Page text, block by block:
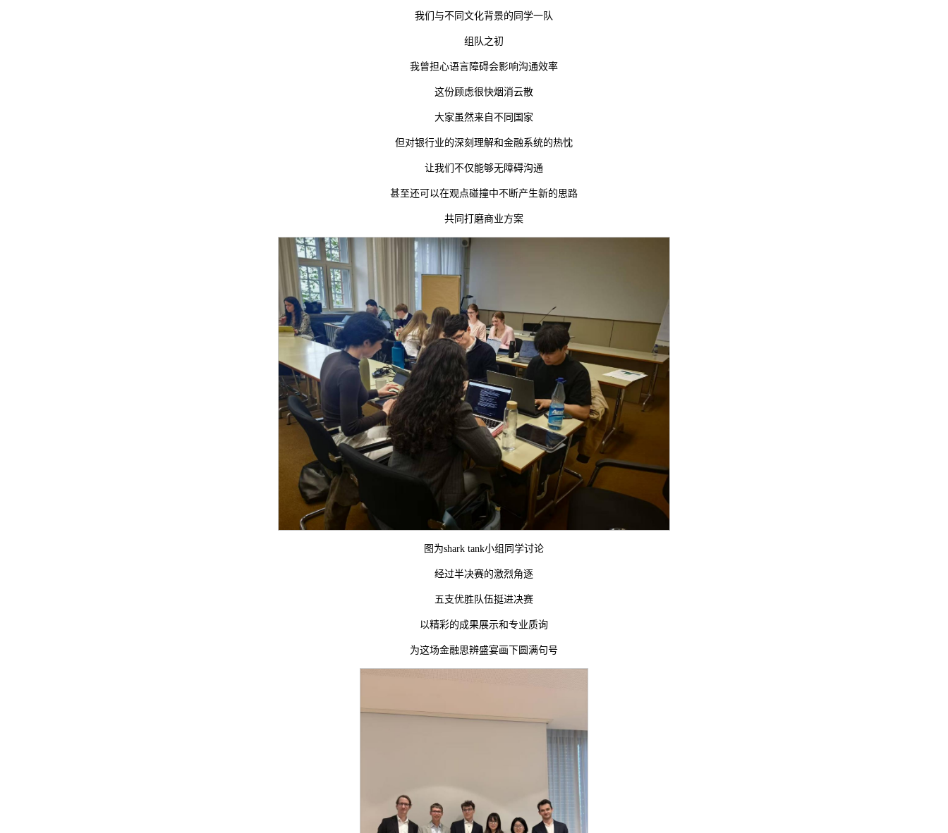
我们与不同文化背景的同学一队
组队之初
我曾担心语言障碍会影响沟通效率
这份顾虑很快烟消云散
大家虽然来自不同国家
但对银行业的深刻理解和金融系统的热忱
让我们不仅能够无障碍沟通
甚至还可以在观点碰撞中不断产生新的思路
共同打磨商业方案
图为shark tank小组同学讨论
经过半决赛的激烈角逐
五支优胜队伍挺进决赛
以精彩的成果展示和专业质询
为这场金融思辨盛宴画下圆满句号